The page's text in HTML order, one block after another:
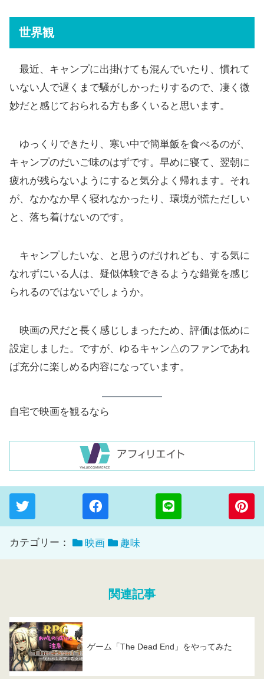
世界観
最近、キャンプに出掛けても混んでいたり、慣れて
いない人で遅くまで騒がしかったりするので、凄く微
妙だと感じておられる方も多くいると思います。
ゆっくりできたり、寒い中で簡単飯を食べるのが、
キャンプのだいご味のはずです。早めに寝て、翌朝に
疲れが残らないようにすると気分よく帰れます。それ
が、なかなか早く寝れなかったり、環境が慌ただしい
と、落ち着けないのです。
キャンプしたいな、と思うのだけれども、する気に
なれずにいる人は、疑似体験できるような錯覚を感じ
られるのではないでしょうか。
映画の尺だと長く感じしまったため、評価は低めに
設定しました。ですが、ゆるキャン△のファンであれ
ば充分に楽しめる内容になっています。
自宅で映画を観るなら
カテゴリー： 映画 趣味
関連記事
ゲーム「The Dead End」をやってみた